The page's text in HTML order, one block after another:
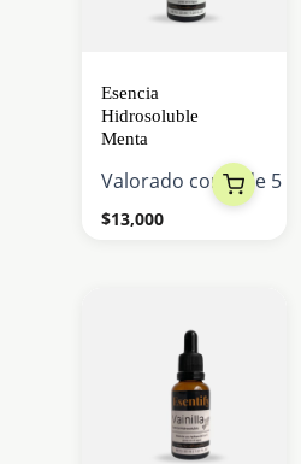
Esencia
Hidrosoluble
Menta
Valorado con0de 5
$13,000